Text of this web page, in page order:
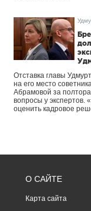
Отставка главы
на его место
Абрамовой за
вопросы у экспертов.
оценить кадровое
О САЙТЕ
Карта сайта